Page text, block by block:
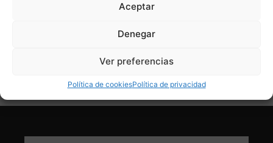
Aceptar
Denegar
Ver preferencias
Política de cookiesPolítica de privacidad